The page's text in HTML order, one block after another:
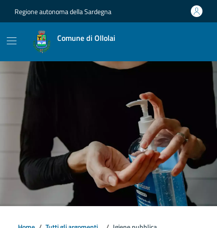
Regione autonoma della Sardegna
Comune di Ollolai